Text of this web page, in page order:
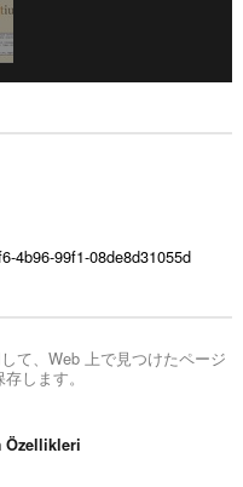
4b96-99f1-08de8d31055d
て、Web 上で見つけたページ
します。
Özellikleri